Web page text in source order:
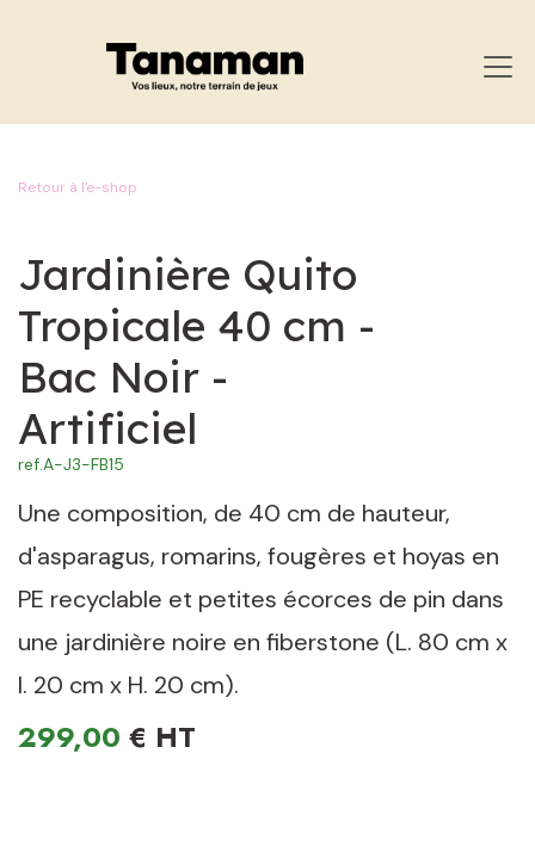
Retour à l'e-shop
Jardinière Quito
Tropicale 40 cm -
Bac Noir -
Artificiel
ref.A-J3-FB15
Une composition, de 40 cm de hauteur,
d'asparagus, romarins, fougères et hoyas en
PE recyclable et petites écorces de pin dans
une jardinière noire en fiberstone (L. 80 cm x
l. 20 cm x H. 20 cm).
299,00 €